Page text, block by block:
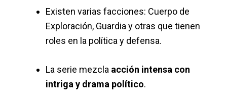
Existen varias facciones: Cuerpo de
Exploración, Guardia y otras que tienen
roles en la política y defensa.
La serie mezcla acción intensa con
intriga y drama político.